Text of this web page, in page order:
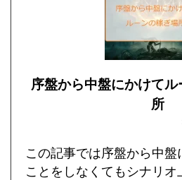
序盤から中盤にかけて
所
この記事では序盤から中盤
ことをしなくてもシナリオ